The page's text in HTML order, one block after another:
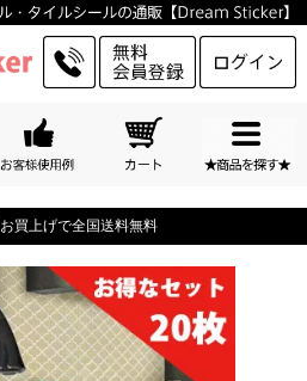
買上げで全国送料無料